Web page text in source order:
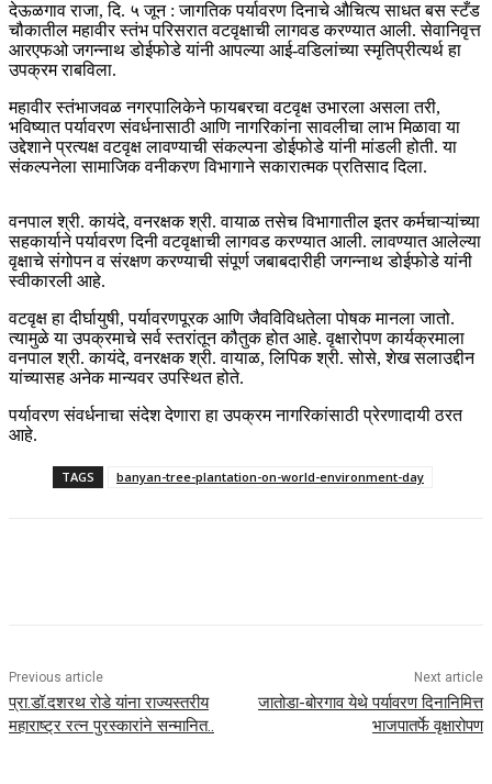
देऊळगाव राजा, दि. ५ जून : जागतिक पर्यावरण दिनाचे औचित्य साधत बस स्टँड
चौकातील महावीर स्तंभ परिसरात वटवृक्षाची लागवड करण्यात आली. सेवानिवृत्त
आरएफओ जगन्नाथ डोईफोडे यांनी आपल्या आई-वडिलांच्या स्मृतिप्रीत्यर्थ हा
उपक्रम राबविला.
महावीर स्तंभाजवळ नगरपालिकेने फायबरचा वटवृक्ष उभारला असला तरी,
भविष्यात पर्यावरण संवर्धनासाठी आणि नागरिकांना सावलीचा लाभ मिळावा या
उद्देशाने प्रत्यक्ष वटवृक्ष लावण्याची संकल्पना डोईफोडे यांनी मांडली होती. या
संकल्पनेला सामाजिक वनीकरण विभागाने सकारात्मक प्रतिसाद दिला.
वनपाल श्री. कायंदे, वनरक्षक श्री. वायाळ तसेच विभागातील इतर कर्मचाऱ्यांच्या
सहकार्याने पर्यावरण दिनी वटवृक्षाची लागवड करण्यात आली. लावण्यात आलेल्या
वृक्षाचे संगोपन व संरक्षण करण्याची संपूर्ण जबाबदारीही जगन्नाथ डोईफोडे यांनी
स्वीकारली आहे.
वटवृक्ष हा दीर्घायुषी, पर्यावरणपूरक आणि जैवविविधतेला पोषक मानला जातो.
त्यामुळे या उपक्रमाचे सर्व स्तरांतून कौतुक होत आहे. वृक्षारोपण कार्यक्रमाला
वनपाल श्री. कायंदे, वनरक्षक श्री. वायाळ, लिपिक श्री. सोसे, शेख सलाउद्दीन
यांच्यासह अनेक मान्यवर उपस्थित होते.
पर्यावरण संवर्धनाचा संदेश देणारा हा उपक्रम नागरिकांसाठी प्रेरणादायी ठरत
आहे.
TAGS banyan-tree-plantation-on-world-environment-day
Previous article
प्रा.डॉ.दशरथ रोडे यांना राज्यस्तरीय
महाराष्ट्र रत्न पुरस्कारांने सन्मानित..
Next article
जातोडा-बोरगाव येथे पर्यावरण दिनानिमित्त
भाजपातर्फे वृक्षारोपण